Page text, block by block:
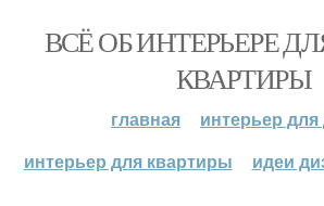
ВСЁ ОБ ИНТЕРЬЕРЕ
КВАРТИРЫ
главная
интерьер
интерьер для квартиры
идеи